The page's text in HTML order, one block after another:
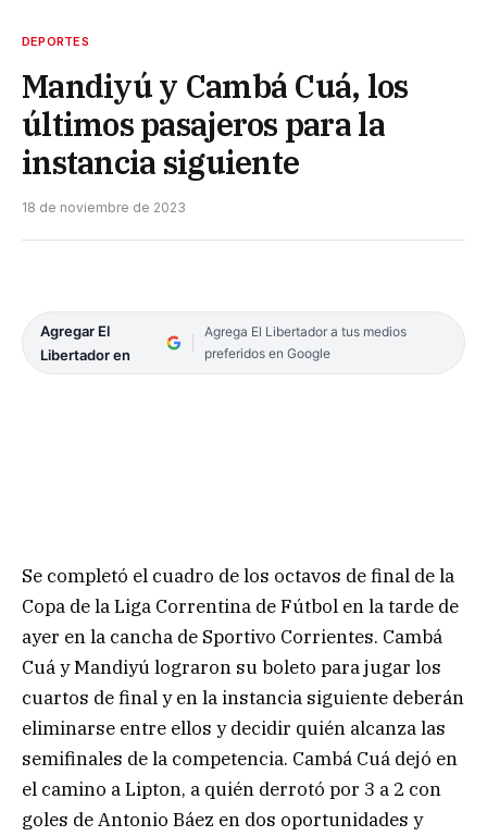
DEPORTES
Mandiyú y Cambá Cuá, los
últimos pasajeros para la
instancia siguiente
18 de noviembre de 2023
Agregar El
Libertador en
Agrega El Libertador a tus medios
preferidos en Google
Se completó el cuadro de los octavos de final de la
Copa de la Liga Correntina de Fútbol en la tarde de
ayer en la cancha de Sportivo Corrientes. Cambá
Cuá y Mandiyú lograron su boleto para jugar los
cuartos de final y en la instancia siguiente deberán
eliminarse entre ellos y decidir quién alcanza las
semifinales de la competencia. Cambá Cuá dejó en
el camino a Lipton, a quién derrotó por 3 a 2 con
goles de Antonio Báez en dos oportunidades y